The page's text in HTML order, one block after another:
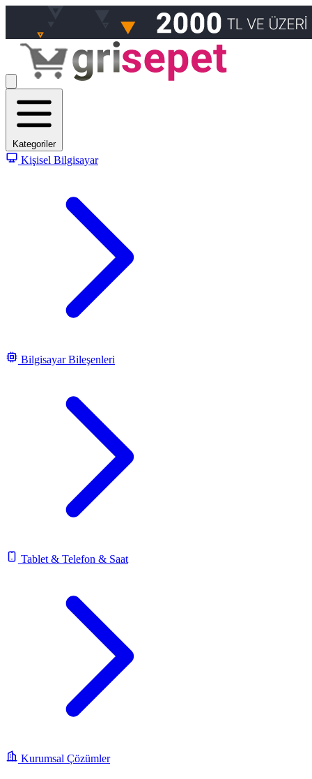
Kategoriler
Kişisel Bilgisayar
Bilgisayar Bileşenleri
Tablet & Telefon & Saat
Kurumsal Çözümler